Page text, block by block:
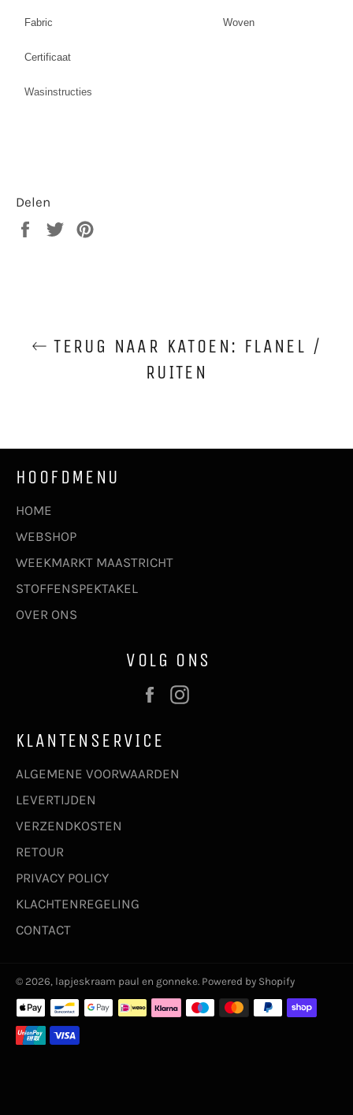
Fabric Woven
Certificaat
Wasinstructies
Delen
Delen
Twitteren
TERUG NAAR KATOEN: FLANEL /
RUITEN
HOOFDMENU
HOME
WEBSHOP
WEEKMARKT MAASTRICHT
STOFFENSPEKTAKEL
OVER ONS
VOLG ONS
Facebook
KLANTENSERVICE
ALGEMENE VOORWAARDEN
LEVERTIJDEN
VERZENDKOSTEN
RETOUR
PRIVACY POLICY
KLACHTENREGELING
CONTACT
© 2026, lapjeskraam paul en gonneke. Powered by Shopify
Betaalmethoden